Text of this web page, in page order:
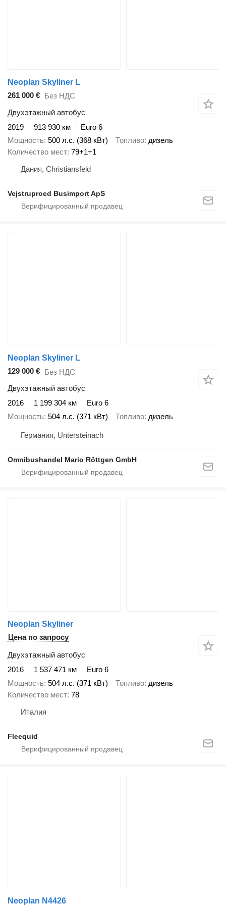
Neoplan Skyliner L
261 000 € Без НДС
Двухэтажный автобус
2019
913 930 км
Euro 6
Мощность 500 л.с. (368 кВт) Топливо дизель
Количество мест 79+1+1
Дания, Christiansfeld
Vejstruproed Busimport ApS
Neoplan Skyliner L
129 000 € Без НДС
Двухэтажный автобус
2016
1 199 304 км
Euro 6
Мощность 504 л.с. (371 кВт) Топливо дизель
Германия, Untersteinach
Omnibushandel Mario Röttgen GmbH
Neoplan Skyliner
Цена по запросу
Двухэтажный автобус
2016
1 537 471 км
Euro 6
Мощность 504 л.с. (371 кВт) Топливо дизель
Количество мест 78
Италия
Fleequid
Neoplan N4426